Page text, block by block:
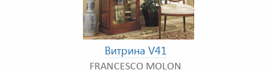
Витрина V41
FRANCESCO MOLON